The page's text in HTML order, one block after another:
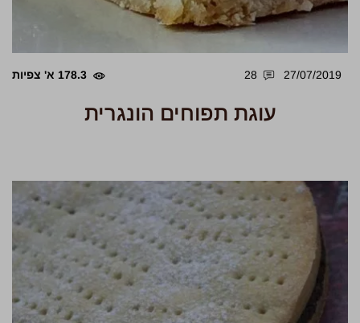
27/07/2019
28 178.3 א' צפיות
עוגת תפוחים הונגרית